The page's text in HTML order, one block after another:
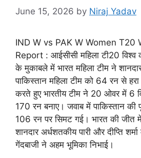
June 15, 2026 by Niraj Yadav
IND W vs PAK W Women T20
Report : आईसीसी महिला टी20
के मुकाबले में भारत महिला टीम ने
पाकिस्तान महिला टीम को 64 रन से
करते हुए भारतीय टीम ने 20 ओवर में 6
170 रन बनाए। जवाब में पाकिस्तान की
106 रन पर सिमट गई। भारत की जीत
शानदार अर्धशतकीय पारी और दीप्ति
गेंदबाजी ने अहम भूमिका निभाई।